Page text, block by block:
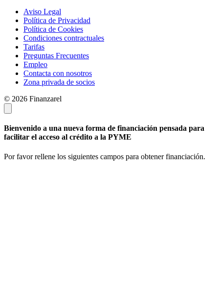
Aviso Legal
Política de Privacidad
Política de Cookies
Condiciones contractuales
Tarifas
Preguntas Frecuentes
Empleo
Contacta con nosotros
Zona privada de socios
© 2026 Finanzarel
Bienvenido a una nueva forma de financiación pensada para
facilitar el acceso al crédito a la PYME
Por favor rellene los siguientes campos para obtener financiación.